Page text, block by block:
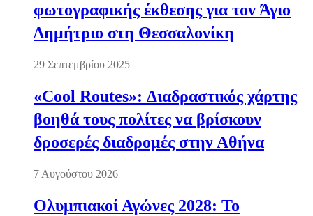
φωτογραφικής έκθεσης για τον Άγιο
Δημήτριο στη Θεσσαλονίκη
29 Σεπτεμβρίου 2025
«Cool Routes»: Διαδραστικός χάρτης
βοηθά τους πολίτες να βρίσκουν
δροσερές διαδρομές στην Αθήνα
7 Αυγούστου 2026
Ολυμπιακοί Αγώνες 2028: Το